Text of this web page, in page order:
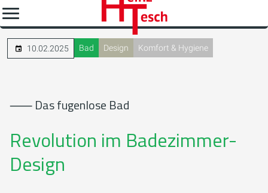
10.02.2025 Bad Design Komfort & Hygiene
⸺ Das fugenlose Bad
Revolution im Badezimmer-
Design